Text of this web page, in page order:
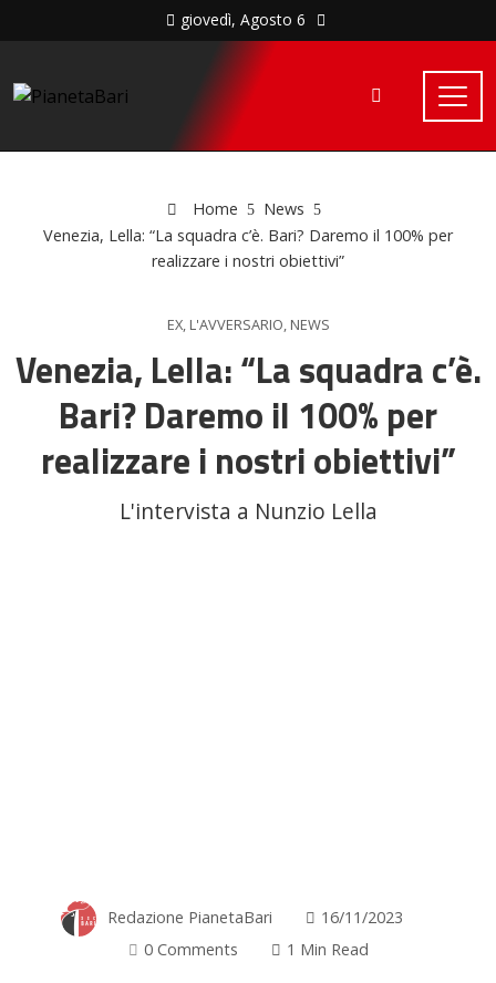
giovedì, Agosto 6
Home
News
Venezia, Lella: “La squadra c’è. Bari? Daremo il 100% per
realizzare i nostri obiettivi”
EX, L'AVVERSARIO, NEWS
Venezia, Lella: “La squadra c’è.
Bari? Daremo il 100% per
realizzare i nostri obiettivi”
L'intervista a Nunzio Lella
Redazione PianetaBari
16/11/2023
0 Comments
1 Min Read